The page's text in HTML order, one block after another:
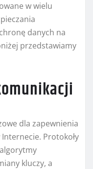
w wielu
danych na
przedstawiamy
dla zapewnienia
Protokoły
kluczy, a